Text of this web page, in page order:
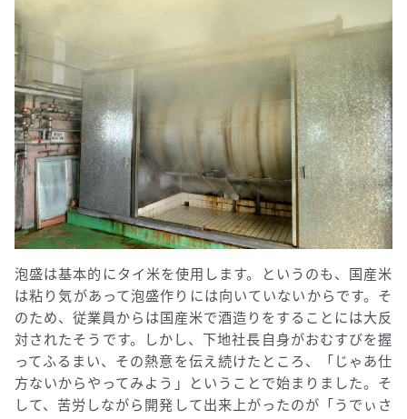
泡盛は基本的にタイ米を使用します。というのも、国産米
は粘り気があって泡盛作りには向いていないからです。そ
のため、従業員からは国産米で酒造りをすることには大反
対されたそうです。しかし、下地社長自身がおむすびを握
ってふるまい、その熱意を伝え続けたところ、「じゃあ仕
方ないからやってみよう」ということで始まりました。そ
して、苦労しながら開発して出来上がったのが「うでぃさ